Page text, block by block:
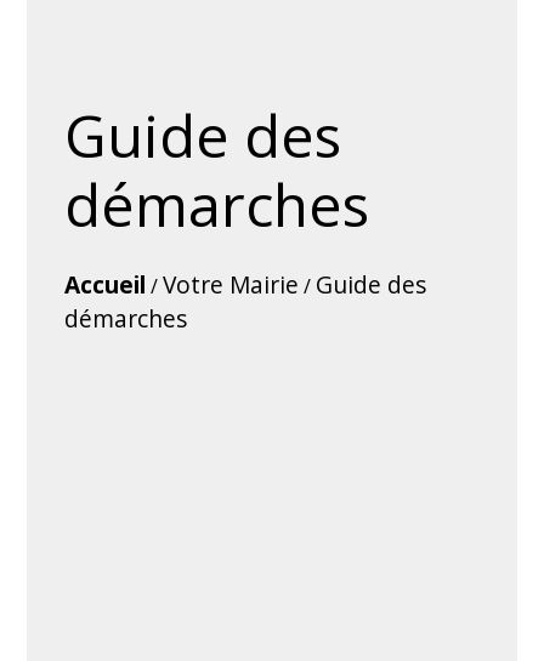
Guide des
démarches
Accueil /Votre Mairie / Guide des
démarches